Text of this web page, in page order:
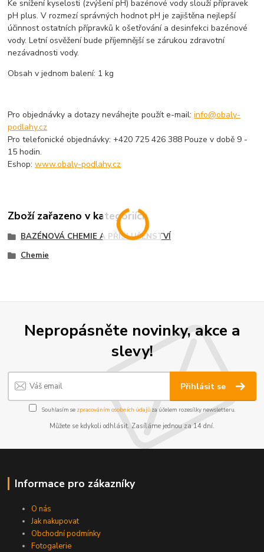
Ke snížení kyselosti (zvýšení pH) bazénové vody slouží přípravek
pH plus. V rozmezí správných hodnot pH je zajištěna nejlepší
účinnost ostatních přípravků k ošetřování a desinfekci bazénové
vody. Letní osvěžení bude příjemnější se zárukou zdravotní
nezávadnosti vody.
Obsah v jednom balení: 1 kg
Pro objednávky a dotazy neváhejte použít e-mail:info@obaly-
podlahy.cz
Pro telefonické objednávky: +420 725 426 388 Pouze v době 9 -
15 hodin.
Eshop:www.obaly-podlahy.cz
Zboží zařazeno v kategoriích
BAZÉNOVÁ CHEMIE A PŘÍSLUŠENSTVÍ
Chemie
Nepropásněte novinky, akce a
slevy!
Přihlásit se
Souhlasím se zpracováním osobních údajůza účelem rozesílky newsletteru.
Můžete se kdykoli odhlásit. Zasíláme jednou za 14 dní.
Informace pro zákazníky
O nás
Jak nakupovat
Obchodní podmínky
Fotogalerie